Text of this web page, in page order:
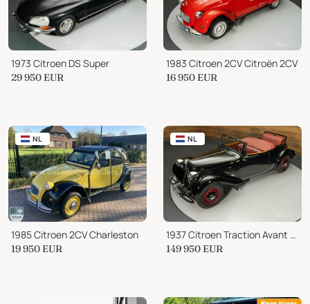
1973 Citroen DS Super
29 950 EUR
1983 Citroen 2CV Citroën 2CV
16 950 EUR
NL
1985 Citroen 2CV Charleston
19 950 EUR
NL
1937 Citroen Traction Avant Citroën Traction 7C Cabriolet
149 950 EUR